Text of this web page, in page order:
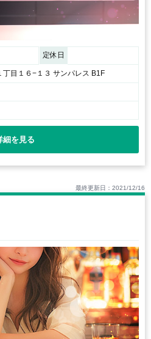
定休日
丁目１６−１３ サンパレス B1F
細を見る
最終更新日：2021/12/16